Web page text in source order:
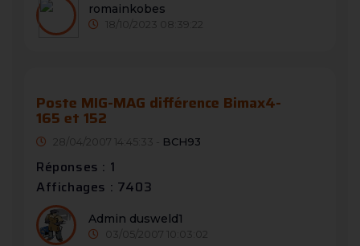
romainkobes
18/10/2023 08:39:22
Poste MIG-MAG différence Bimax4-
165 et 152
28/04/2007 14:45:33 - BCH93
Réponses : 1
Affichages : 7403
Admin dusweld1
03/05/2007 10:03:02